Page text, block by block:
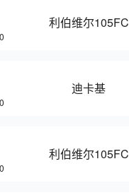
利伯维尔105FC
迪卡基
利伯维尔105FC